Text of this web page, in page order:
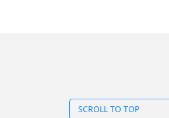
SCROLL TO TOP